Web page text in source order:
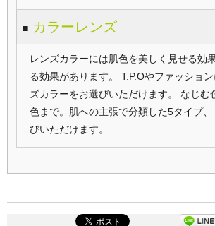
■ カラーレンズ
レンズカラーには肌色を美しく見せる効
る効果があります。 T.P.Oやファッショ
ズカラーをお選びいただけます。 なじむ
色まで。肌への主張で分類した5タイプ
びいただけます。